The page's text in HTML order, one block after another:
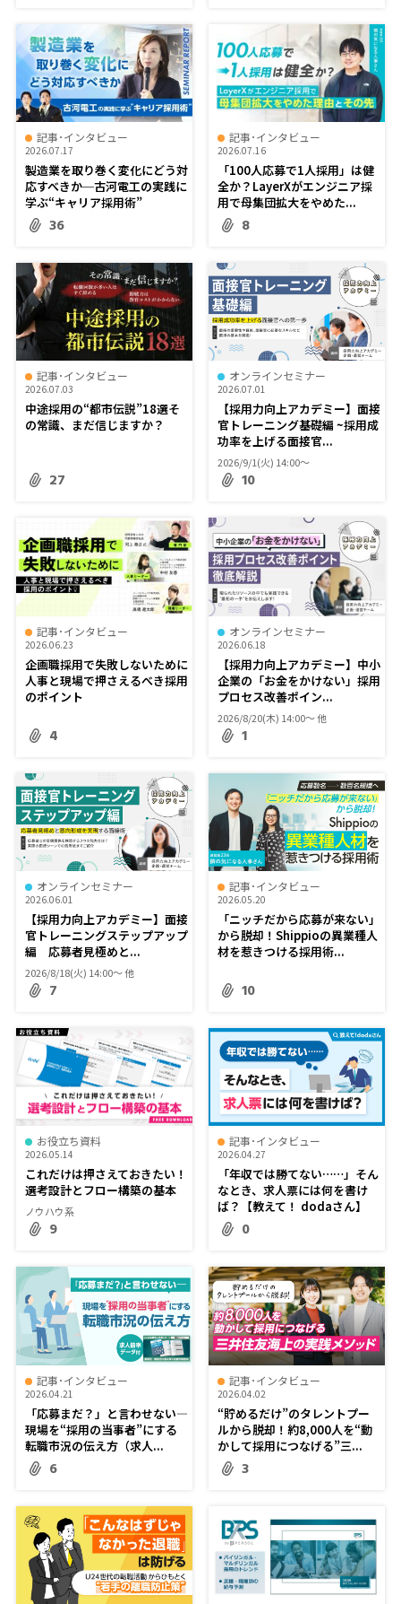
記事･インタビュー
2026.07.17
製造業を取り巻く変化にどう対
応すべきか─古河電工の実践に
学ぶ“キャリア採用術”
36
記事･インタビュー
2026.07.16
「100人応募で1人採用」は健
全か？LayerXがエンジニア採
用で母集団拡大をやめた...
8
記事･インタビュー
2026.07.03
中途採用の“都市伝説”18選――そ
の常識、まだ信じますか？
27
オンラインセミナー
2026.07.01
【採用力向上アカデミー】面接
官トレーニング基礎編 ~採用成
功率を上げる面接官...
2026/9/1(火) 14:00〜
10
記事･インタビュー
2026.06.23
企画職採用で失敗しないために――
人事と現場で押さえるべき採用
のポイント
4
オンラインセミナー
2026.06.18
【採用力向上アカデミー】中小
企業の「お金をかけない」採用
プロセス改善ポイン...
2026/8/20(木) 14:00〜 他
1
オンラインセミナー
2026.06.01
【採用力向上アカデミー】面接
官トレーニングステップアップ
編 応募者見極めと...
2026/8/18(火) 14:00〜 他
7
記事･インタビュー
2026.05.20
「ニッチだから応募が来ない」
から脱却！Shippioの異業種人
材を惹きつける採用術...
10
お役立ち資料
2026.05.14
これだけは押さえておきたい！
選考設計とフロー構築の基本
ノウハウ系
9
記事･インタビュー
2026.04.27
「年収では勝てない……」そん
なとき、求人票には何を書け
ば？【教えて！ dodaさん】
0
記事･インタビュー
2026.04.21
「応募まだ？」と言わせない―
現場を“採用の当事者”にする
転職市況の伝え方（求人...
6
記事･インタビュー
2026.04.02
“貯めるだけ”のタレントプー
ルから脱却！約8,000人を“動
かして採用につなげる”三...
3